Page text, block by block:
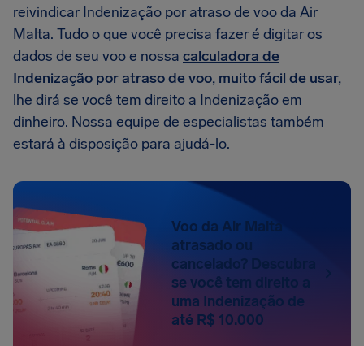
reivindicar Indenização por atraso de voo da Air
Malta. Tudo o que você precisa fazer é digitar os
dados de seu voo e nossa calculadora de
Indenização por atraso de voo, muito fácil de usar,
lhe dirá se você tem direito a Indenização em
dinheiro. Nossa equipe de especialistas também
estará à disposição para ajudá-lo.
Voo da Air Malta
atrasado ou
cancelado? Descubra
se você tem direito a
uma Indenização de
até R$ 10.000